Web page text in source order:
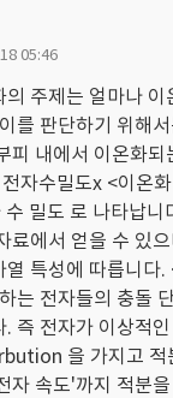
05:46
의 주제는 얼마나
를 판단하기 위해
피 내에서 이온화
자수밀도x <이온
밀도 로 나타납니
료에서 얻을 수 있
열 특성에 따릅니다
는 전자들의 충돌
즉 전자가 이상적
을 가지고 적
자 속도'까지 적분